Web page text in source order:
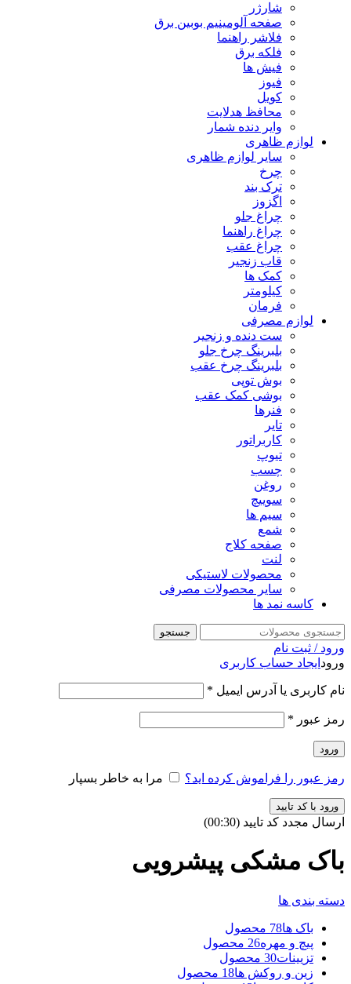
شارژر
صفحه آلومینیم بوبین برق
فلاشر راهنما
فلکه برق
فیش ها
فیوز
کویل
محافظ هدلایت
وایر دنده شمار
لوازم ظاهری
سایر لوازم ظاهری
چرخ
ترک بند
اگزوز
چراغ جلو
چراغ راهنما
چراغ عقب
قاب زنجیر
کمک ها
کیلومتر
فرمان
لوازم مصرفی
ست دنده و زنجیر
بلبرینگ چرخ جلو
بلبرینگ چرخ عقب
بوش توپی
بوشی کمک عقب
فنرها
تایر
کاربراتور
تیوپ
چسب
روغن
سوییچ
سیم ها
شمع
صفحه کلاج
لنت
محصولات لاستیکی
سایر محصولات مصرفی
کاسه نمد ها
جستجو
ورود / ثبت نام
ورود ایجاد حساب کاربری
نام کاربری یا آدرس ایمیل *
رمز عبور *
ورود
رمز عبور را فراموش کرده اید؟ مرا به خاطر بسپار
ورود با کد تایید
ارسال مجدد کد تایید (00:
30
)
باک مشکی پیشرویی
دسته بندی ها
باک ها78 محصول
پیچ و مهره26 محصول
تزیینات30 محصول
زین و روکش ها18 محصول